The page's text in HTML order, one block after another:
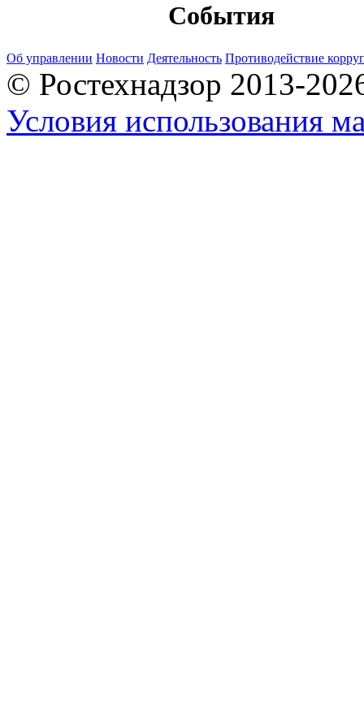
События
Об управлении Новости Деятельность Противодействие
© Ростехнадзор 2013-
Условия использования